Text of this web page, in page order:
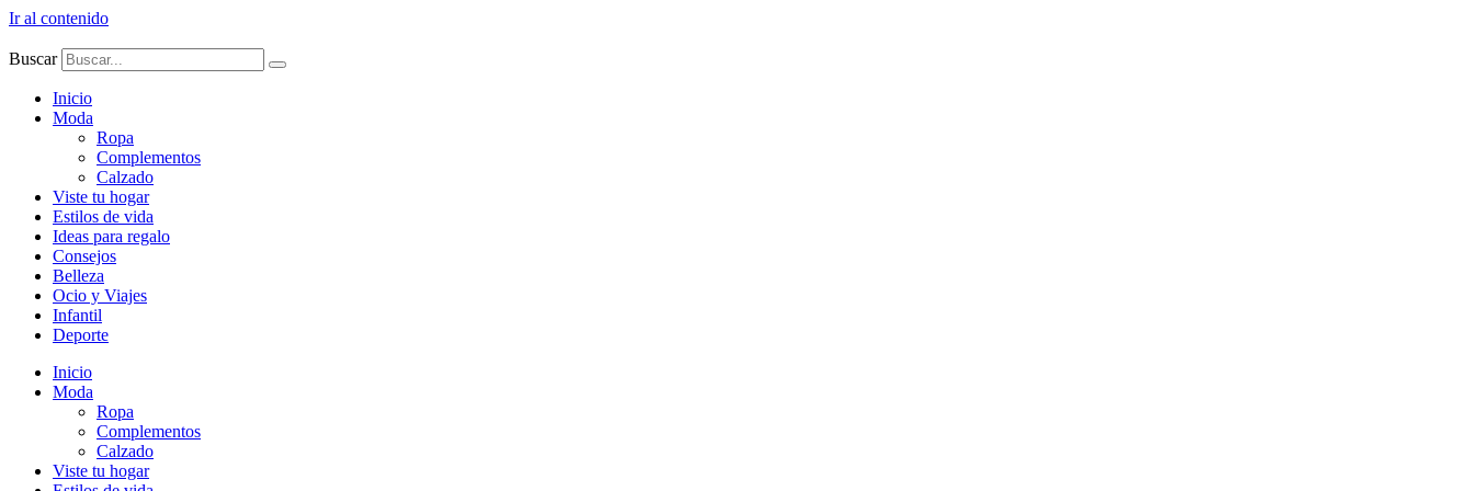
Ir al contenido
Buscar
Inicio
Moda
Ropa
Complementos
Calzado
Viste tu hogar
Estilos de vida
Ideas para regalo
Consejos
Belleza
Ocio y Viajes
Infantil
Deporte
Inicio
Moda
Ropa
Complementos
Calzado
Viste tu hogar